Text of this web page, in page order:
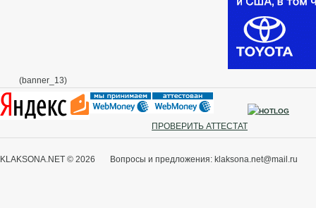
(banner_13)
ПРОВЕРИТЬ АТТЕСТАТ
KLAKSONA.NET © 2026 Вопросы и предложения: klaksona.net@mail.ru